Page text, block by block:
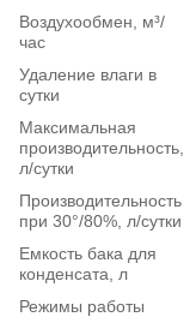
Воздухообмен, м³/
час
Удаление влаги в
сутки
Максимальная
производительность,
л/сутки
Производительность
при 30°/80%, л/сутки
Емкость бака для
конденсата, л
Режимы работы